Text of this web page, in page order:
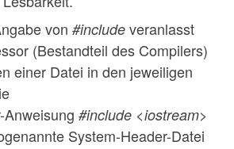
von#include veranlasst
(Bestandteil des Compilers)
einer Datei in den jeweiligen
Anweisung#include <iostream>
System-Header-Datei